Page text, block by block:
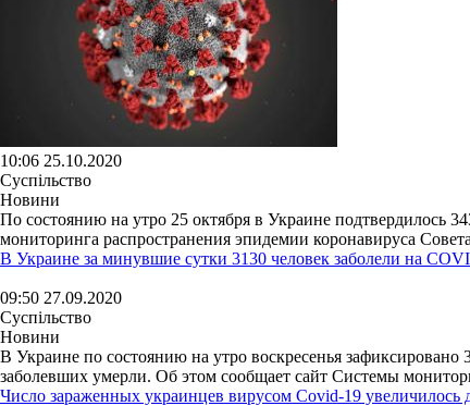
10:06 25.10.2020
Суспільство
Новини
По состоянию на утро 25 октября в Украине подтвердилось
мониторинга распространения эпидемии коронавируса
В Украине за минувшие сутки 3130 человек заболели на
09:50 27.09.2020
Суспільство
Новини
В Украине по состоянию на утро воскресенья
заболевших умерли. Об этом сообщает сайт Системы
Число зараженных украинцев вирусом Covid-19 увеличилось